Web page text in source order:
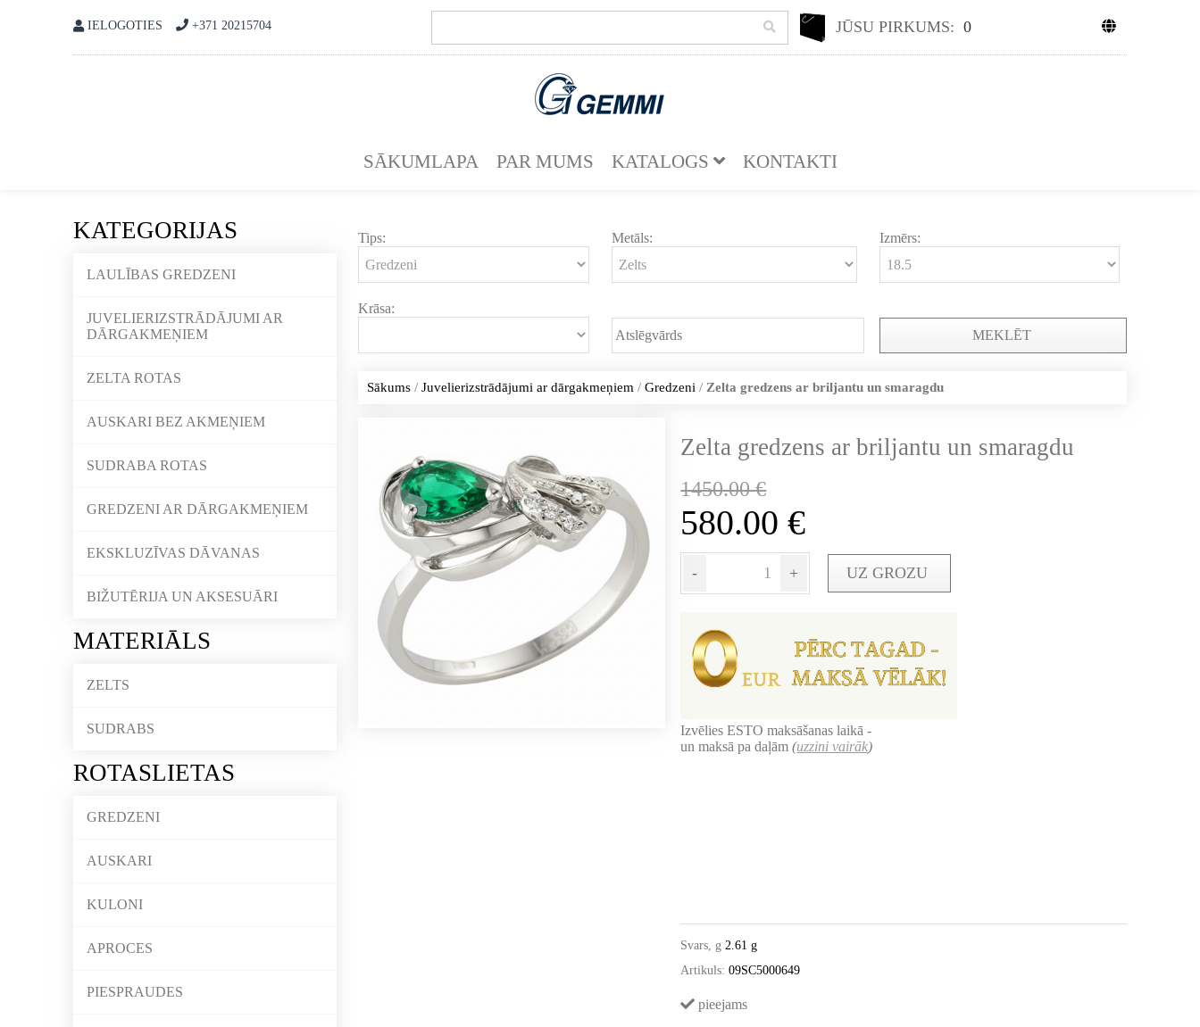
IELOGOTIES +371 20215704 JŪSU PIRKUMS: 0
SĀKUMLAPA PAR MUMS KATALOGS KONTAKTI
KATEGORIJAS
LAULĪBAS GREDZENI
JUVELIERIZSTRĀDĀJUMI AR
DĀRGAKMEŅIEM
ZELTA ROTAS
AUSKARI BEZ AKMEŅIEM
SUDRABA ROTAS
GREDZENI AR DĀRGAKMEŅIEM
EKSKLUZĪVAS DĀVANAS
BIŽUTĒRIJA UN AKSESUĀRI
MATERIĀLS
ZELTS
SUDRABS
ROTASLIETAS
GREDZENI
AUSKARI
KULONI
APROCES
PIESPRAUDES
Tips: Metāls: Izmērs:
Krāsa:
MEKLĒT
Sākums/ Juvelierizstrādājumi ar dārgakmeņiem / Gredzeni / Zelta gredzens ar briljantu un smaragdu
Zelta gredzens ar briljantu un smaragdu
1450.00€
580.00€
- + UZ GROZU
Izvēlies ESTO maksāšanas laikā -
un maksā pa daļām(uzzini vairāk)
Svars, g 2.61 g
Artikuls: 09SC5000649
pieejams